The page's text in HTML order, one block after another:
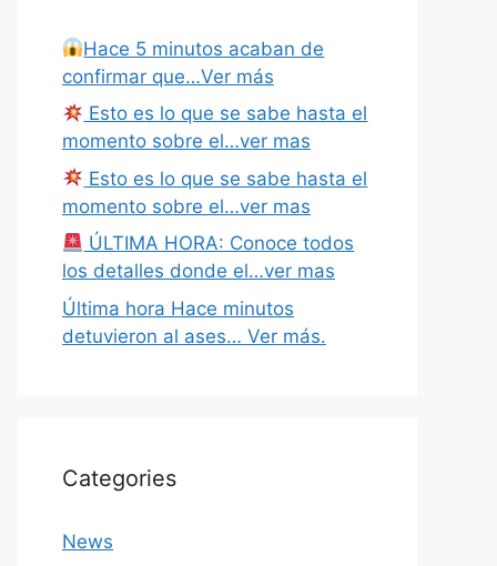
Hace 5 minutos acaban de
confirmar que…Ver más
Esto es lo que se sabe hasta el
momento sobre el…ver mas
Esto es lo que se sabe hasta el
momento sobre el…ver mas
ÚLTIMA HORA: Conoce todos
los detalles donde el…ver mas
Última hora Hace minutos
detuvieron al ases… Ver más.
Categories
News